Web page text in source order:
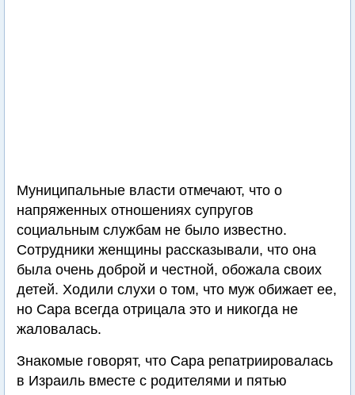
Муниципальные власти отмечают, что о
напряженных отношениях супругов
социальным службам не было известно.
Сотрудники женщины рассказывали, что она
была очень доброй и честной, обожала своих
детей. Ходили слухи о том, что муж обижает ее,
но Сара всегда отрицала это и никогда не
жаловалась.
Знакомые говорят, что Сара репатриировалась
в Израиль вместе с родителями и пятью